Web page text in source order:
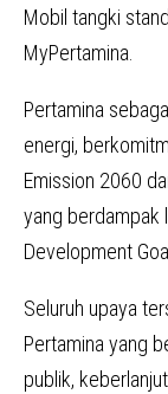
Mobil tangki
MyPertamina.
Pertamina
energi,
Emission 2060
yang berdampak
Development
Seluruh upaya
Pertamina yang
publik,